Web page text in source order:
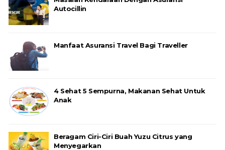
Autocillin
Manfaat Asuransi Travel Bagi Traveller
4 Sehat 5 Sempurna, Makanan Sehat Untuk
Anak
Beragam Ciri-Ciri Buah Yuzu Citrus yang
Menyegarkan